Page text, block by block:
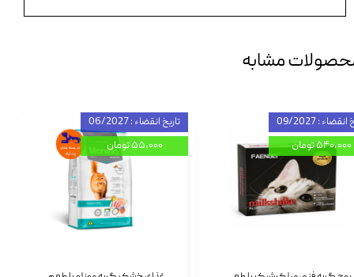
مشابه
تاریخ انقضاء : 06/2027
۵۵,۰۰۰ تومان
: 09/2027
۵۴۰,۰۰۰ تومان